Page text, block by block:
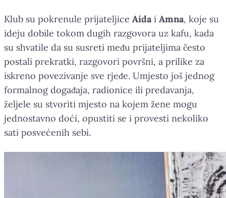
Klub su pokrenule prijateljice Aidai Amna, koje su
ideju dobile tokom dugih razgovora uz kafu, kada
su shvatile da su susreti među prijateljima često
postali prekratki, razgovori površni, a prilike za
iskreno povezivanje sve rjeđe. Umjesto još jednog
formalnog događaja, radionice ili predavanja,
željele su stvoriti mjesto na kojem žene mogu
jednostavno doći, opustiti se i provesti nekoliko
sati posvećenih sebi.